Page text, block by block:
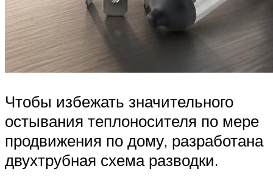
Чтобы избежать значительного
остывания теплоносителя по мере
продвижения по дому, разработана
двухтрубная схема разводки.